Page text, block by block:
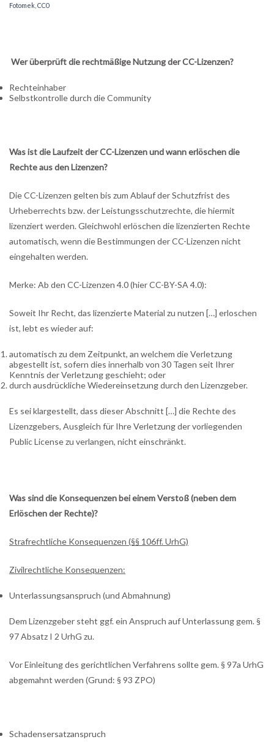
Fotomek CC0
Wer überprüft die rechtmäßige Nutzung der CC-Lizenzen?
Rechteinhaber
Selbstkontrolle durch die Community
Was ist die Laufzeit der CC-Lizenzen und wann erlöschen die
Rechte aus den Lizenzen?
Die CC-Lizenzen gelten bis zum Ablauf der Schutzfrist des
Urheberrechts bzw. der Leistungsschutzrechte, die hiermit
lizenziert werden. Gleichwohl erlöschen die lizenzierten Rechte
automatisch, wenn die Bestimmungen der CC-Lizenzen nicht
eingehalten werden.
Merke: Ab den CC-Lizenzen 4.0 (hier CC-BY-SA 4.0):
Soweit Ihr Recht, das lizenzierte Material zu nutzen […] erloschen
ist, lebt es wieder auf:
automatisch zu dem Zeitpunkt, an welchem die Verletzung
abgestellt ist, sofern dies innerhalb von 30 Tagen seit Ihrer
Kenntnis der Verletzung geschieht; oder
durch ausdrückliche Wiedereinsetzung durch den Lizenzgeber.
Es sei klargestellt, dass dieser Abschnitt […] die Rechte des
Lizenzgebers, Ausgleich für Ihre Verletzung der vorliegenden
Public License zu verlangen, nicht einschränkt.
Was sind die Konsequenzen bei einem Verstoß (neben dem
Erlöschen der Rechte)?
Strafrechtliche Konsequenzen (§§ 106ff. UrhG)
Zivilrechtliche Konsequenzen:
Unterlassungsanspruch (und Abmahnung)
Dem Lizenzgeber steht ggf. ein Anspruch auf Unterlassung gem. §
97 Absatz I 2 UrhG zu.
Vor Einleitung des gerichtlichen Verfahrens sollte gem. § 97a UrhG
abgemahnt werden (Grund: § 93 ZPO)
Schadensersatzanspruch